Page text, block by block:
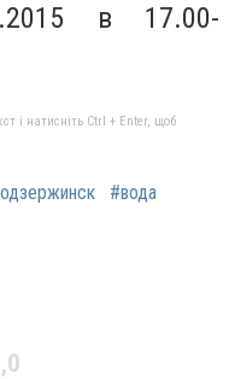
в 17.00-
і натисніть Ctrl + Enter, щоб
#вода